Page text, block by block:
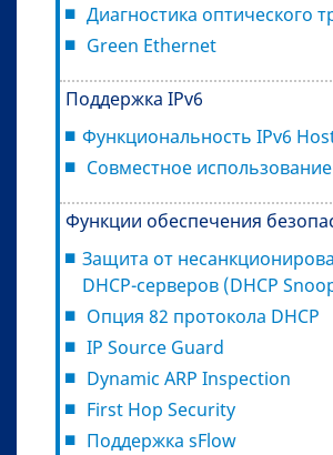
Диагностика оптического
Green Ethernet
Поддержка IРv6
Функциональность IPv6
Совместное использование
Функции обеспечения
Защита от
DHCP-серверов (DHCP
Опция 82 протокола DHCP
IP Source Guard
Dynamic ARP Inspection
First Hop Security
Поддержка sFlow